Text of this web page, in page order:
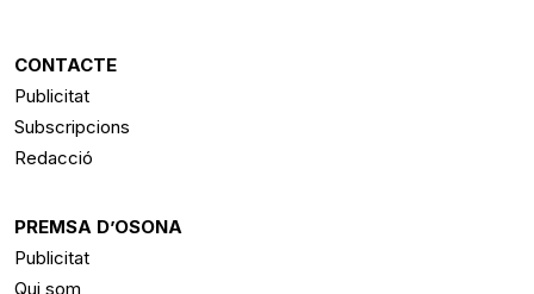
CONTACTE
Publicitat
Subscripcions
Redacció
PREMSA D’OSONA
Publicitat
Qui som